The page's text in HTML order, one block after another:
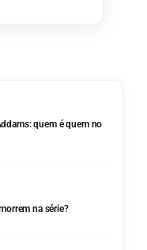
quem é quem no
na série?